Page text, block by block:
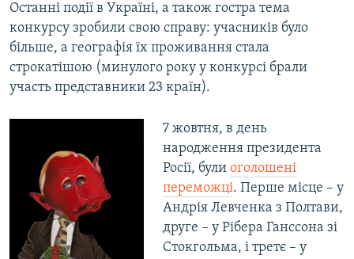
Останні події в Україні, а також гостра тема
конкурсу зробили свою справу: учасників було
більше, а географія їх проживання стала
строкатішою (минулого року у конкурсі брали
участь представники 23 країн).
7 жовтня, в день
народження президента
Росії, були оголошені
переможці. Перше місце – у
Андрія Левченка з Полтави,
друге – у Рібера Ганссона зі
Стокгольма, і третє – у